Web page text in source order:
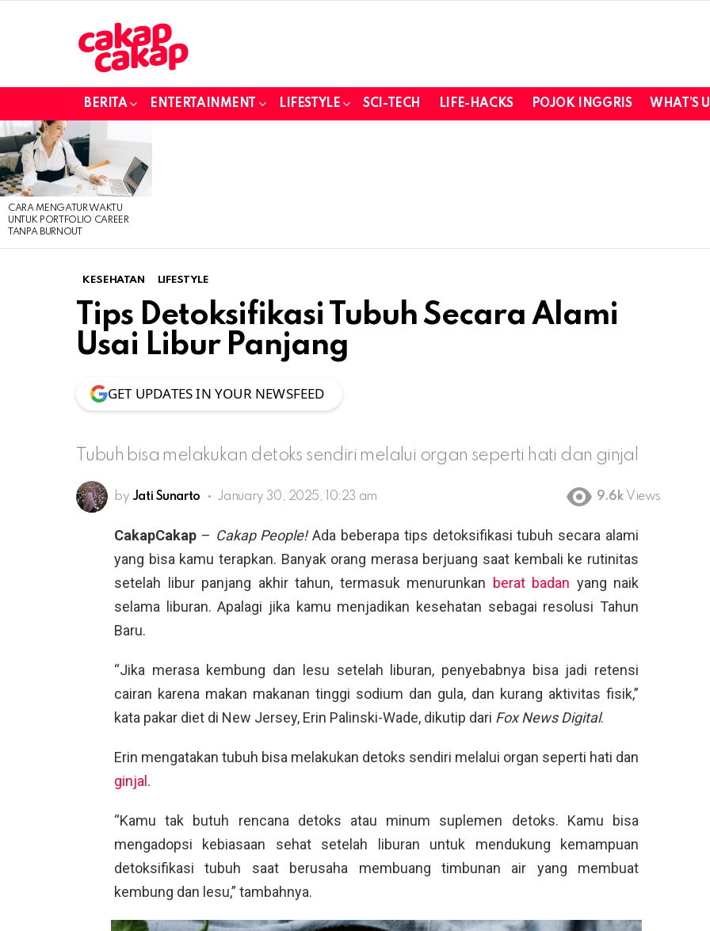
BERITA ENTERTAINMENT LIFESTYLE SCI-TECH LIFE-HACKS POJOK INGGRIS WHAT’S
LATEST
STORIES
CARA MENGATUR WAKTU
UNTUK PORTFOLIO CAREER
TANPA BURNOUT
KESEHATAN LIFESTYLE
Tips Detoksifikasi Tubuh Secara Alami
Usai Libur Panjang
GET UPDATES IN YOUR NEWSFEED
Tubuh bisa melakukan detoks sendiri melalui organ seperti hati dan ginjal
by Jati Sunarto January 30, 2025, 10:23 am 9.6k Views
CakapCakap – Cakap People!Ada beberapa tips detoksifikasi tubuh secara alami
yang bisa kamu terapkan. Banyak orang merasa berjuang saat kembali ke rutinitas
setelah libur panjang akhir tahun, termasuk menurunkan berat badan yang naik
selama liburan. Apalagi jika kamu menjadikan kesehatan sebagai resolusi Tahun
Baru.
“Jika merasa kembung dan lesu setelah liburan, penyebabnya bisa jadi retensi
cairan karena makan makanan tinggi sodium dan gula, dan kurang aktivitas fisik,”
kata pakar diet di New Jersey, Erin Palinski-Wade, dikutip dari Fox News Digital.
Erin mengatakan tubuh bisa melakukan detoks sendiri melalui organ seperti hati dan
ginjal.
“Kamu tak butuh rencana detoks atau minum suplemen detoks. Kamu bisa
mengadopsi kebiasaan sehat setelah liburan untuk mendukung kemampuan
detoksifikasi tubuh saat berusaha membuang timbunan air yang membuat
kembung dan lesu,” tambahnya.